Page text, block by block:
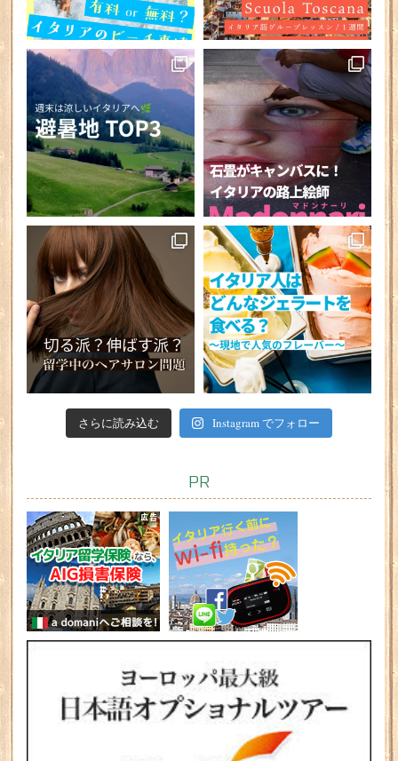
さらに読み込む Instagram でフォロー
PR